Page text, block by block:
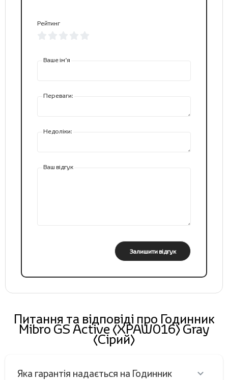
Рейтинг
Ваше ім’я
Переваги:
Недоліки:
Ваш відгук
Залишити відгук
Питання та відповіді про Годинник
Mibro GS Active (XPAW016) Gray
(Сірий)
Яка гарантія надається на Годинник